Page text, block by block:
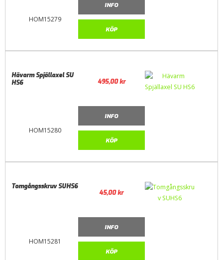
HOM15279
INFO
KÖP
HOM15280
Hävarm Spjällaxel SU
HS6
495,00kr
INFO
KÖP
HOM15281
Tomgångsskruv SUHS6
45,00kr
INFO
KÖP